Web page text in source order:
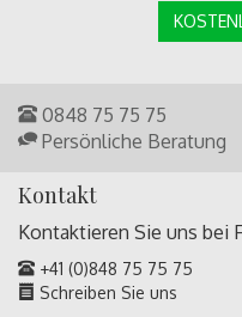
0848 75 75 75
Persönliche Beratung
Kontakt
Kontaktieren Sie uns bei
+41 (0)848 75 75 75
Schreiben Sie uns